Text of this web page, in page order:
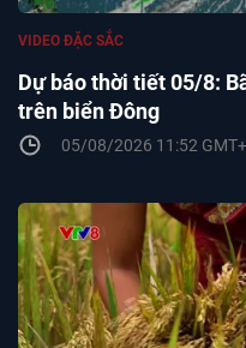
Dự báo thời tiết 05/8:
trên biển Đông
VIDEO ĐẶC SẮC
05/08/2026 11:52